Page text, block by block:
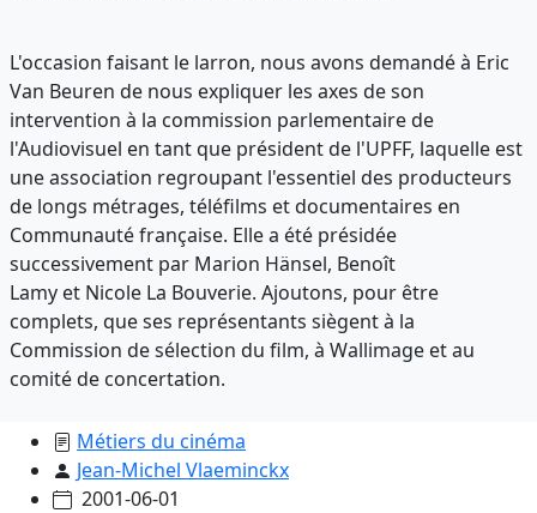
L'occasion faisant le larron, nous avons demandé à Eric
Van Beuren de nous expliquer les axes de son
intervention à la commission parlementaire de
l'Audiovisuel en tant que président de l'UPFF, laquelle est
une association regroupant l'essentiel des producteurs
de longs métrages, téléfilms et documentaires en
Communauté française. Elle a été présidée
successivement par Marion Hänsel, Benoît
Lamy et Nicole La Bouverie. Ajoutons, pour être
complets, que ses représentants siègent à la
Commission de sélection du film, à Wallimage et au
comité de concertation.
Métiers du cinéma
Jean-Michel Vlaeminckx
2001-06-01